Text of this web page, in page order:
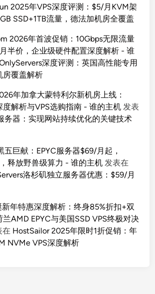
2025年VPS深度评测：$5/月KVM架
SSD+1TB流量，德法加机房全覆盖
2026年首波促销：10Gbps无限流量
半价，企业级硬件配置深度解析 - 谁
深度评测：英国高性能专用
房覆盖解析
年加拿大蒙特利尔新机房上线：
度解析与VPS选购指南 - 谁的主机 发表
务器：实现网站持续优化的关键技术
五巨献：EPYC服务器$69/月起，
释放野兽级算力 - 谁的主机 发表在
洛杉矶独立服务器优惠：$59/月
年特惠深度解析：终身85%折扣+双
AMD EPYC与美国SSD VPS终极对决
在 HostSailor 2025年限时1折促销：年
NVMe VPS深度解析